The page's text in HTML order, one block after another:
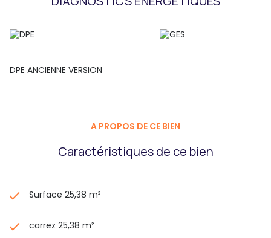
DPE ANCIENNE VERSION
A PROPOS DE CE BIEN
Caractéristiques de ce bien
Surface 25,38 m²
carrez 25,38 m²